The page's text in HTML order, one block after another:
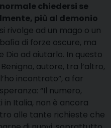
chiedersi se
più al demonio
rivolge ad un mago o un
di forze oscure, ma
Dio ad aiutarlo. In questo
autore, tra l’altro,
incontrato”, a far
“Il numero,
Italia, non è ancora
alle tante richieste che